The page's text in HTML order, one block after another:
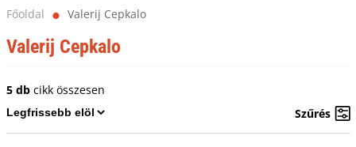
Főoldal ⬤ Valerij Cepkalo
Valerij Cepkalo
5 dbcikk összesen
Szűrés